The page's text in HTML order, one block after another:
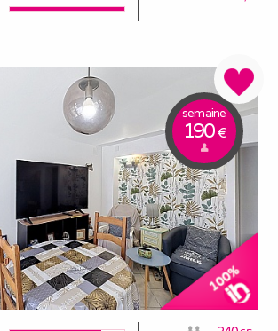
semaine
190€